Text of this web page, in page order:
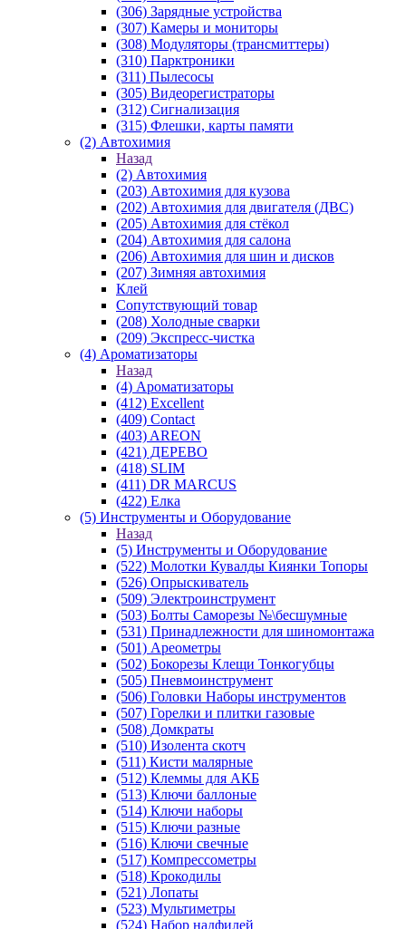
(306) Зарядные устройства
(307) Камеры и мониторы
(308) Модуляторы (трансмиттеры)
(310) Парктроники
(311) Пылесосы
(305) Видеорегистраторы
(312) Сигнализация
(315) Флешки, карты памяти
(2) Автохимия
Назад
(2) Автохимия
(203) Автохимия для кузова
(202) Автохимия для двигателя (ДВС)
(205) Автохимия для стёкол
(204) Автохимия для салона
(206) Автохимия для шин и дисков
(207) Зимняя автохимия
Клей
Сопутствующий товар
(208) Холодные сварки
(209) Экспреcс-чистка
(4) Ароматизаторы
Назад
(4) Ароматизаторы
(412) Excellent
(409) Contact
(403) AREON
(421) ДЕРЕВО
(418) SLIM
(411) DR MARCUS
(422) Елка
(5) Инструменты и Оборудование
Назад
(5) Инструменты и Оборудование
(522) Молотки Кувалды Киянки Топоры
(526) Опрыскиватель
(509) Электроинструмент
(503) Болты Саморезы №\бесшумные
(531) Принадлежности для шиномонтажа
(501) Ареометры
(502) Бокорезы Клещи Тонкогубцы
(505) Пневмоинструмент
(506) Головки Наборы инструментов
(507) Горелки и плитки газовые
(508) Домкраты
(510) Изолента скотч
(511) Кисти малярные
(512) Клеммы для АКБ
(513) Ключи баллоные
(514) Ключи наборы
(515) Ключи разные
(516) Ключи свечные
(517) Компрессометры
(518) Крокодилы
(521) Лопаты
(523) Мультиметры
(524) Набор надфилей